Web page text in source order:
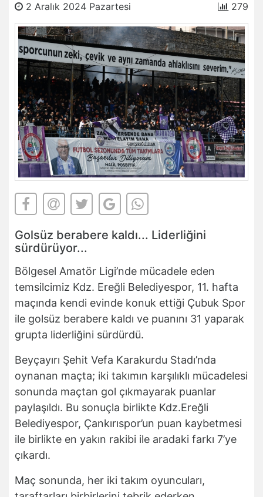
2 Aralık 2024 Pazartesi 279
Golsüz berabere kaldı... Liderliğini
sürdürüyor...
Bölgesel Amatör Ligi’nde mücadele eden
temsilcimiz Kdz. Ereğli Belediyespor, 11. hafta
maçında kendi evinde konuk ettiği Çubuk Spor
ile golsüz berabere kaldı ve puanını 31 yaparak
grupta liderliğini sürdürdü.
Beyçayırı Şehit Vefa Karakurdu Stadı’nda
oynanan maçta; iki takımın karşılıklı mücadelesi
sonunda maçtan gol çıkmayarak puanlar
paylaşıldı. Bu sonuçla birlikte Kdz.Ereğli
Belediyespor, Çankırıspor’un puan kaybetmesi
ile birlikte en yakın rakibi ile aradaki farkı 7’ye
çıkardı.
Maç sonunda, her iki takım oyuncuları,